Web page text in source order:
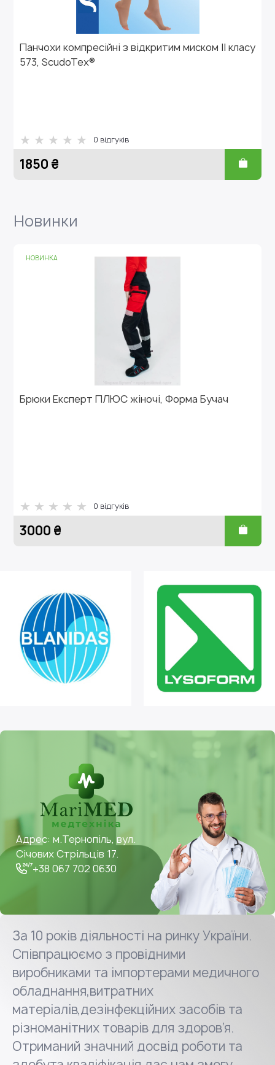
Панчохи компресійні з відкритим миском ІІ класу
573, ScudoTex®
0 відгуків
1850 ₴
Новинки
НОВИНКА
Брюки Експерт ПЛЮС жіночі, Форма Бучач
0 відгуків
3000 ₴
Адрес: м.Тернопіль, вул.
Січових Стрільців 17.
+38 067 702 0630
За 10 років діяльності на ринку України.
Співпрацюємо з провідними
виробниками та імпортерами медичного
обладнання,витратних
матеріалів,дезінфекційних засобів та
різноманітних товарів для здоров’я.
Отриманий значний досвід роботи та